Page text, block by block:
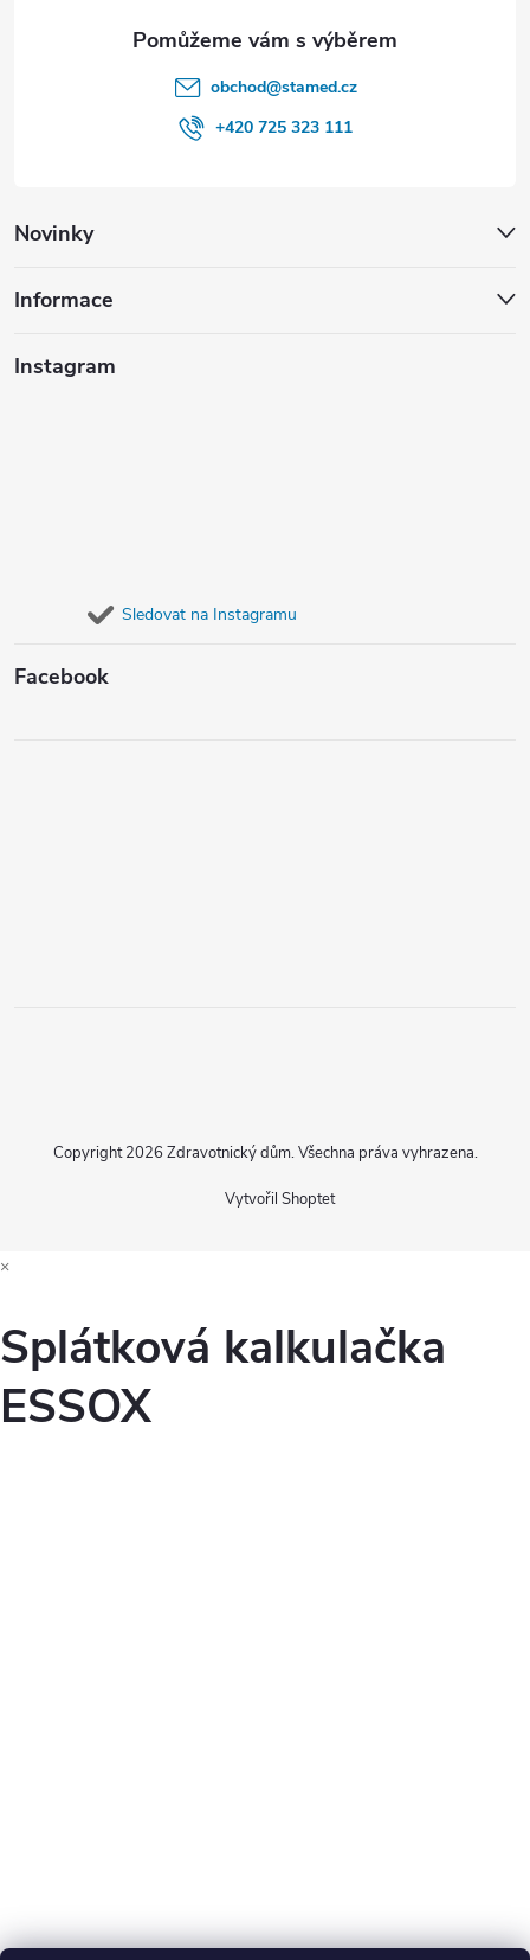
Novinky
Informace
Instagram
Sledovat na Instagramu
Facebook
obchod@stamed.cz
+420 725 323 111
Vytvořil Shoptet
Copyright 2026 Zdravotnický dům. Všechna práva vyhrazena.
×
Splátková kalkulačka
ESSOX